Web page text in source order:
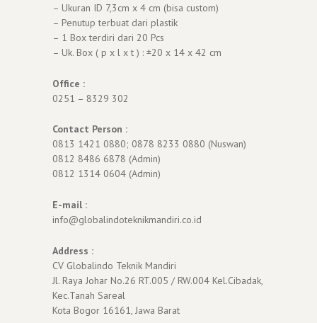
– Ukuran ID 7,3cm x 4 cm (bisa custom)
– Penutup terbuat dari plastik
– 1 Box terdiri dari 20 Pcs
– Uk. Box ( p x l x t ) : ±20 x 14 x 42 cm
Office :
0251 – 8329 302
Contact Person :
0813 1421 0880; 0878 8233 0880 (Nuswan)
0812 8486 6878 (Admin)
0812 1314 0604 (Admin)
E-mail :
info@globalindoteknikmandiri.co.id
Address :
CV Globalindo Teknik Mandiri
Jl. Raya Johar No.26 RT.005 / RW.004 Kel.Cibadak,
Kec.Tanah Sareal
Kota Bogor 16161, Jawa Barat